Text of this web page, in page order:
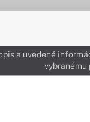
a uvedené
vybranému